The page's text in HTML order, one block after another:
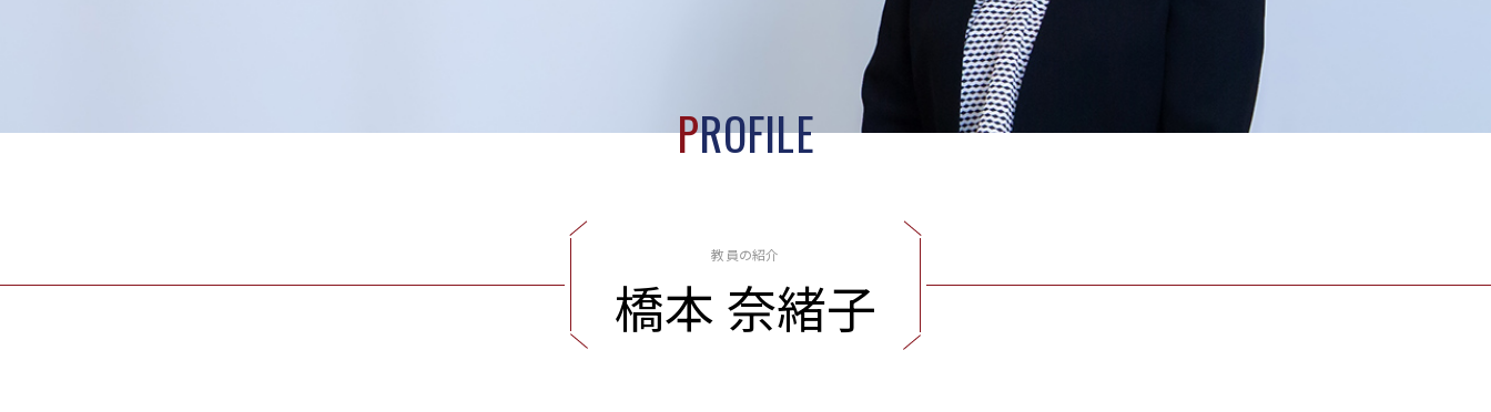
PROFILE
教員の紹介
橋本 奈緒子